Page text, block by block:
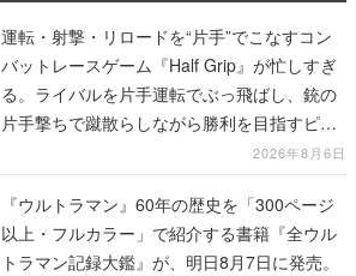
運転・射撃・リロードを“片手”でこなすコン
バットレースゲーム『Half Grip』が忙しすぎ
る。ライバルを片手運転でぶっ飛ばし、銃の
片手撃ちで蹴散らしながら勝利を目指すピク
2026年8月6日
『ウルトラマン』60年の歴史を「300ページ
以上・フルカラー」で紹介する書籍『全ウル
トラマン記録大鑑』が、明日8月7日に発売。